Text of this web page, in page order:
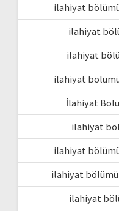
ilahiyat
ilahiyat
ilahiyat
ilahiyat
İlahiyat
ilahiyat
ilahiyat
ilahiyat bölümü
ilahiyat